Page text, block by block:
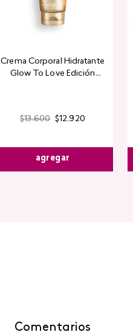
Crema Corporal Hidratante
Glow To Love Edición
$13.600 $12.920
agregar
Comentarios